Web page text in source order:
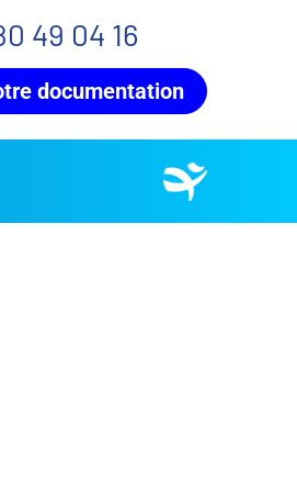
49 04 16
documentation